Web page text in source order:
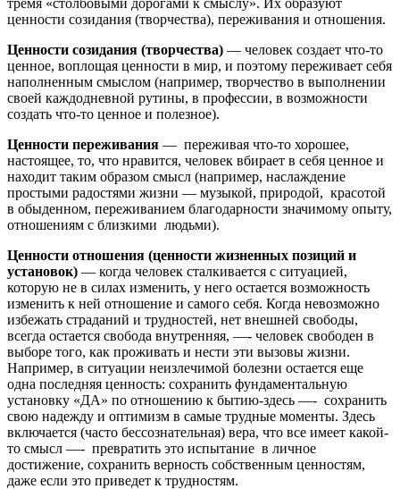
тремя «столбовыми дорогами к смыслу». Их образуют
ценности созидания (творчества), переживания и отношения.
Ценности созидания (творчества) — человек создает что-то
ценное, воплощая ценности в мир, и поэтому переживает себя
наполненным смыслом (например, творчество в выполнении
своей каждодневной рутины, в профессии, в возможности
создать что-то ценное и полезное).
Ценности переживания — переживая что-то хорошее,
настоящее, то, что нравится, человек вбирает в себя ценное и
находит таким образом смысл (например, наслаждение
простыми радостями жизни — музыкой, природой, красотой
в обыденном, переживанием благодарности значимому опыту,
отношениям с близкими людьми).
Ценности отношения (ценности жизненных позиций и
установок) — когда человек сталкивается с ситуацией,
которую не в силах изменить, у него остается возможность
изменить к ней отношение и самого себя. Когда невозможно
избежать страданий и трудностей, нет внешней свободы,
всегда остается свобода внутренняя, —- человек свободен в
выборе того, как проживать и нести эти вызовы жизни.
Например, в ситуации неизлечимой болезни остается еще
одна последняя ценность: сохранить фундаментальную
установку «ДА» по отношению к бытию-здесь —- сохранить
свою надежду и оптимизм в самые трудные моменты. Здесь
включается (часто бессознательная) вера, что все имеет какой-
то смысл —- превратить это испытание в личное
достижение, сохранить верность собственным ценностям,
даже если это приведет к трудностям.